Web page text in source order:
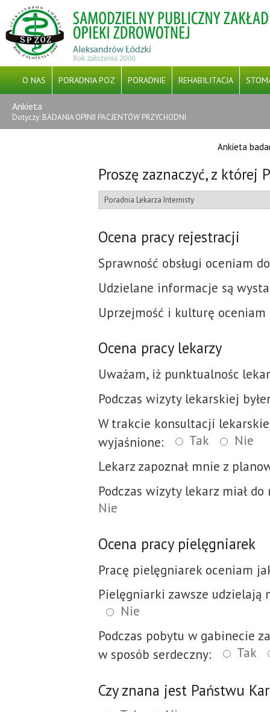
O NAS PORADNIA POZ PORADNIE REHABILITACJA
CYBERBEZPIECZEŃSTWO
Ankieta
Dotyczy: BADANIA OPINII PACJENTÓW PRZYCHODNI
Ankieta
Proszę zaznaczyć, z której
Ocena pracy rejestracji
Sprawność obsługi oceniam
Udzielane informacje są
Uprzejmość i kulturę oceniam
Ocena pracy lekarzy
Uważam, iż punktualnośc
Podczas wizyty lekarskiej
W trakcie konsultacji
wyjaśnione:
Tak
Nie
Lekarz zapoznał mnie z
Podczas wizyty lekarz miał
Nie
Ocena pracy pielęgniarek
Pracę pielęgniarek oceniam
Pielęgniarki zawsze
Nie
Podczas pobytu w gabinecie
w sposób serdeczny:
Tak
Czy znana jest Państwu